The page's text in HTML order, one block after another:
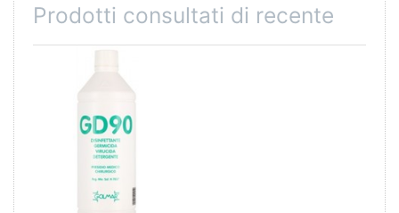
Prodotti consultati di recente